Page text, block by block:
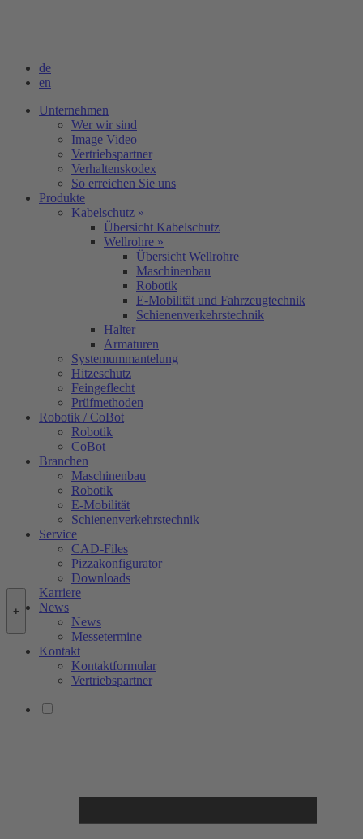
de
en
Unternehmen
Wer wir sind
Image Video
Vertriebspartner
Verhaltenskodex
So erreichen Sie uns
Produkte
Kabelschutz »
Übersicht Kabelschutz
Wellrohre »
Übersicht Wellrohre
Maschinenbau
Robotik
E-Mobilität und Fahrzeugtechnik
Schienenverkehrstechnik
Halter
Armaturen
Systemummantelung
Hitzeschutz
Feingeflecht
Prüfmethoden
Robotik / CoBot
Robotik
CoBot
Branchen
Maschinenbau
Robotik
E-Mobilität
Schienenverkehrstechnik
Service
CAD-Files
Pizzakonfigurator
Downloads
Karriere
News
News
Messetermine
Kontakt
Kontaktformular
Vertriebspartner
+